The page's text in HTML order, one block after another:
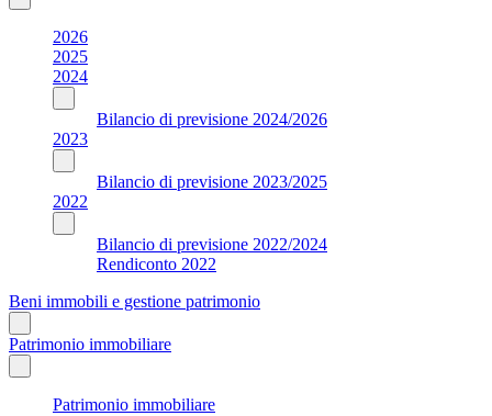
2026
2025
2024
Bilancio di previsione 2024/2026
2023
Bilancio di previsione 2023/2025
2022
Bilancio di previsione 2022/2024
Rendiconto 2022
Beni immobili e gestione patrimonio
Patrimonio immobiliare
Patrimonio immobiliare